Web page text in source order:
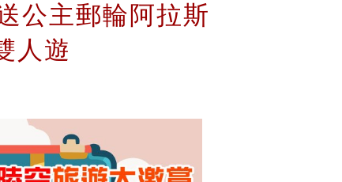
公主郵輪阿拉斯
人遊